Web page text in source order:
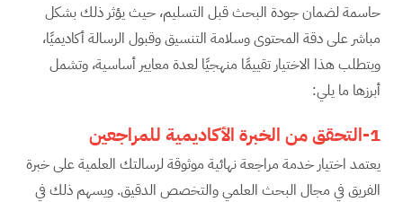
حاسمة لضمان جودة البحث قبل التسليم، حيث يؤثر ذلك بشكل
مباشر على دقة المحتوى وسلامة التنسيق وقبول الرسالة أكاديميًا،
ويتطلب هذا الاختيار تقييمًا منهجيًا لعدة معايير أساسية، وتشمل
أبرزها ما يلي:
1-التحقق من الخبرة الأكاديمية للمراجعين
يعتمد اختيار خدمة مراجعة نهائية موثوقة لرسالتك العلمية على خبرة
الفريق في مجال البحث العلمي والتخصص الدقيق. ويسهم ذلك في